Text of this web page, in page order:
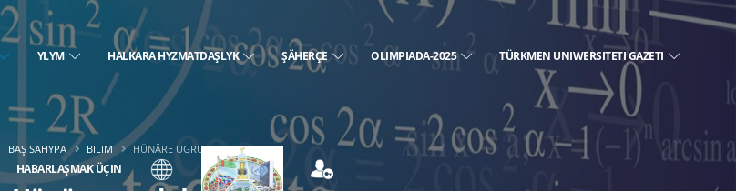
YLYM HALKARA HYZMATDAŞLYK ŞÄHERÇE OLIMPIADA-2025 TÜRKMEN UNIWERSITETI GAZETI
HABARLAŞMAK ÜÇIN
BAŞ SAHYPA BILIM HÜNÄRE UGRUKDYRYŞ